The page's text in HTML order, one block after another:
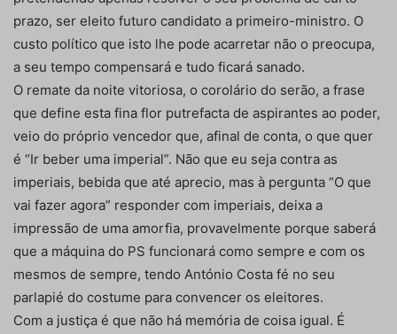
prazo, ser eleito futuro candidato a primeiro-ministro. O
custo político que isto lhe pode acarretar não o preocupa,
a seu tempo compensará e tudo ficará sanado.
O remate da noite vitoriosa, o corolário do serão, a frase
que define esta fina flor putrefacta de aspirantes ao poder,
veio do próprio vencedor que, afinal de conta, o que quer
é “Ir beber uma imperial”. Não que eu seja contra as
imperiais, bebida que até aprecio, mas à pergunta “O que
vai fazer agora” responder com imperiais, deixa a
impressão de uma amorfia, provavelmente porque saberá
que a máquina do PS funcionará como sempre e com os
mesmos de sempre, tendo António Costa fé no seu
parlapié do costume para convencer os eleitores.
Com a justiça é que não há memória de coisa igual. É